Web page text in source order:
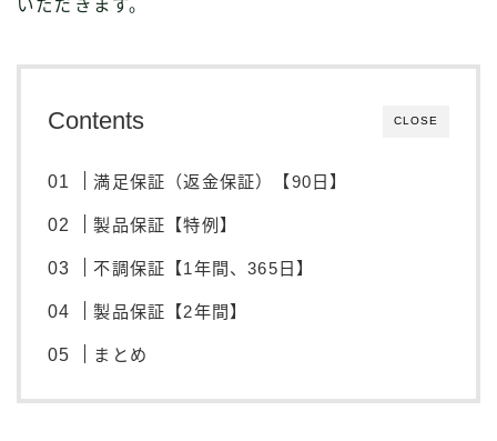
いただきます。
CLOSE
Contents
満足保証（返金保証）【90日】
製品保証【特例】
不調保証【1年間、365日】
製品保証【2年間】
まとめ